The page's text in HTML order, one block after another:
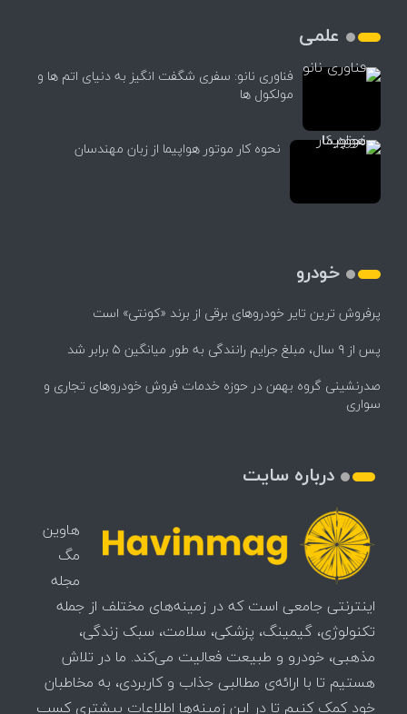
علمی
فناوری نانو: سفری شگفت انگیز به دنیای اتم ها و
مولکول ها
نحوه کار موتور هواپیما از زبان مهندسان
خودرو
پرفروش ترین تایر خودروهای برقی از برند «کونتی» است
پس از ۹ سال، مبلغ جرایم رانندگی به طور میانگین ۵ برابر شد
صدرنشینی گروه بهمن در حوزه خدمات فروش خودروهای تجاری و
سواری
درباره سایت
هاوین
مگ
مجله
اینترنتی جامعی است که در زمینه‌های مختلف از جمله
تکنولوژی، گیمینگ، پزشکی، سلامت، سبک زندگی،
مذهبی، خودرو و طبیعت فعالیت می‌کند. ما در تلاش
هستیم تا با ارائه‌ی مطالبی جذاب و کاربردی، به مخاطبان
خود کمک کنیم تا در این زمینه‌ها اطلاعات بیشتری کسب